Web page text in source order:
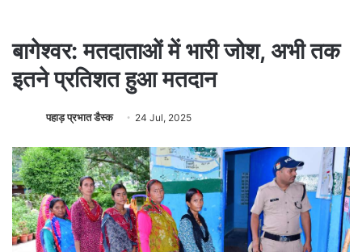
बागेश्वर: मतदाताओं में भारी जोश, अभी तक
इतने प्रतिशत हुआ मतदान
पहाड़ प्रभात डैस्क 24 Jul, 2025